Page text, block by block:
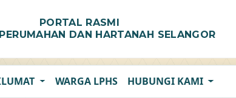
PORTAL RASMI
DAN HARTANAH SELANGOR
WARGA LPHS HUBUNGI KAMI